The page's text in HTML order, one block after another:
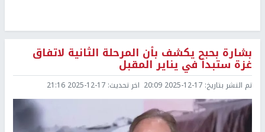
بشارة بحبح يكشف بأن المرحلة الثانية لاتفاق
غزة ستبدأ في يناير المقبل
تم النشر بتاريخ: 2025-12-17 20:09 اخر تحديث: 2025-12-17 21:16